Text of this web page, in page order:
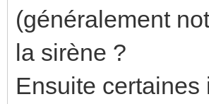
(généralement
la sirène ?
Ensuite